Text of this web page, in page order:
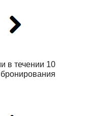
в течении 10